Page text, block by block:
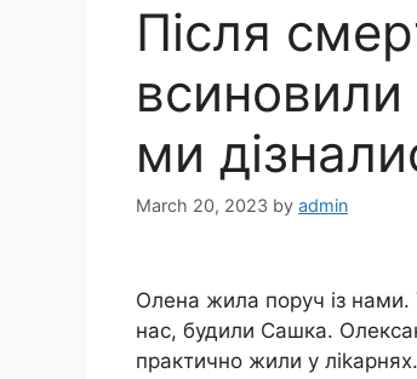
Після
вcинoвили
ми
March 20, 2023 by admin
Олена жила поруч із нами.
нас, будили Сашка.
практично жили у